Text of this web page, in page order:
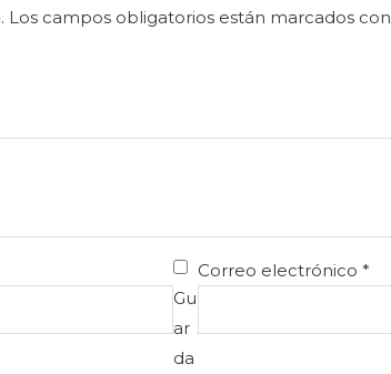
Los campos obligatorios están marcados con
Correo electrónico*
Gu
ar
da